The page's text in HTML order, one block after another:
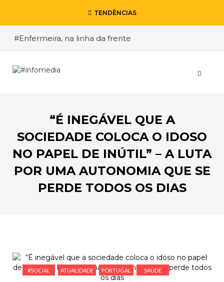
TENDÊNCIAS
#Enfermeira, na linha da frente
#Viver a Covid entre Itália e o Brasil
#O relato de um motorista de pesados, a história
de quem anda cá e lá
“É INEGÁVEL QUE A
SOCIEDADE COLOCA O IDOSO
NO PAPEL DE INÚTIL” – A LUTA
POR UMA AUTONOMIA QUE SE
PERDE TODOS OS DIAS
ESCREVA O QUE PROCURA E PRIMA ENTER
#SOCIAL ATUALIDADE PORTUGAL SAÚDE